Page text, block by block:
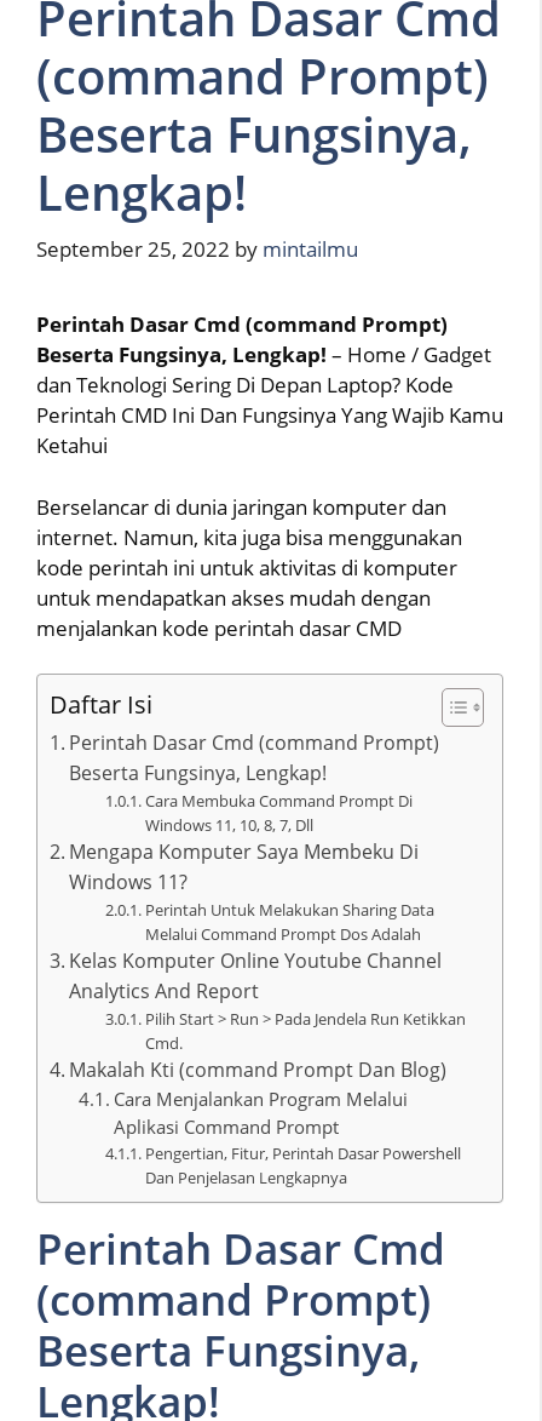
Perintah Dasar Cmd
(command Prompt)
Beserta Fungsinya,
Lengkap!
September 25, 2022 by mintailmu
Perintah Dasar Cmd (command Prompt)
Beserta Fungsinya, Lengkap! – Home / Gadget
dan Teknologi Sering Di Depan Laptop? Kode
Perintah CMD Ini Dan Fungsinya Yang Wajib Kamu
Ketahui
Berselancar di dunia jaringan komputer dan
internet. Namun, kita juga bisa menggunakan
kode perintah ini untuk aktivitas di komputer
untuk mendapatkan akses mudah dengan
menjalankan kode perintah dasar CMD
Daftar Isi
Perintah Dasar Cmd (command Prompt)
Beserta Fungsinya, Lengkap!
Cara Membuka Command Prompt Di
Windows 11, 10, 8, 7, Dll
Mengapa Komputer Saya Membeku Di
Windows 11?
Perintah Untuk Melakukan Sharing Data
Melalui Command Prompt Dos Adalah
Kelas Komputer Online Youtube Channel
Analytics And Report
Pilih Start > Run > Pada Jendela Run Ketikkan
Cmd.
Makalah Kti (command Prompt Dan Blog)
Cara Menjalankan Program Melalui
Aplikasi Command Prompt
Pengertian, Fitur, Perintah Dasar Powershell
Dan Penjelasan Lengkapnya
Perintah Dasar Cmd
(command Prompt)
Beserta Fungsinya,
Lengkap!